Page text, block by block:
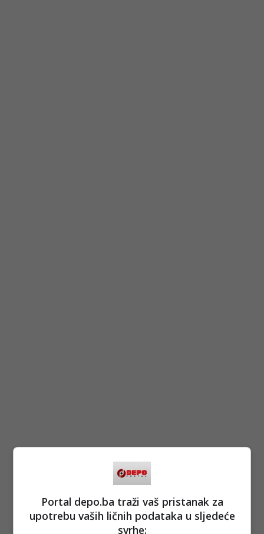
Portal depo.ba traži vaš pristanak za
upotrebu vaših ličnih podataka u sljedeće
svrhe: